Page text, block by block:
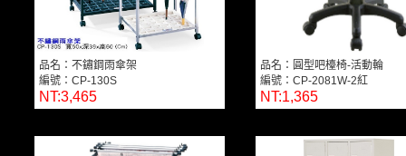
品名：不鏽鋼雨傘架
編號：CP-130S
NT:3,465
品名：圓型吧檯椅-活動輪
編號：CP-2081W-2紅
NT:1,365